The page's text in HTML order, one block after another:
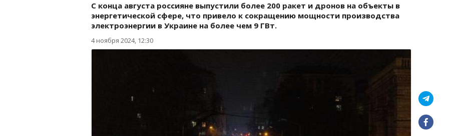
С конца августа россияне выпустили более 200 ракет и дронов на объекты в
энергетической сфере, что привело к сокращению мощности производства
электроэнергии в Украине на более чем 9 ГВт.
4 ноября 2024, 12:30